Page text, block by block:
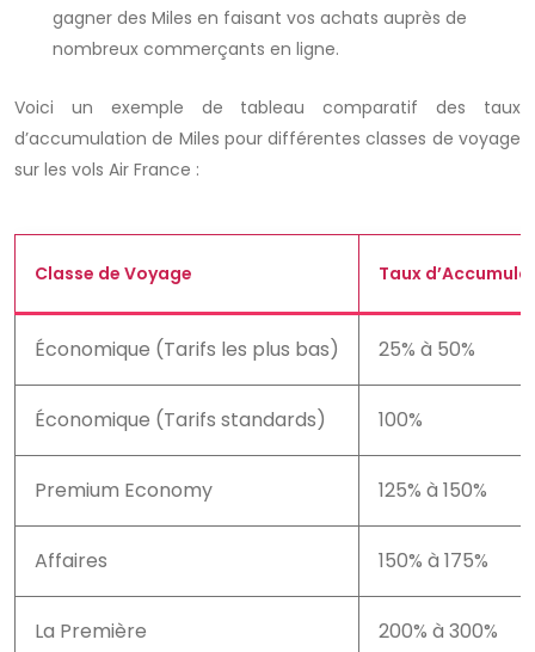
gagner des Miles en faisant vos achats auprès de
nombreux commerçants en ligne.
Voici un exemple de tableau comparatif des taux
d’accumulation de Miles pour différentes classes de voyage
sur les vols Air France :
Classe de Voyage Taux
Économique (Tarifs les plus bas) 25% à 50%
Économique (Tarifs standards) 100%
Premium Economy 125% à 150%
Affaires 150% à 175%
La Première 200% à 300%